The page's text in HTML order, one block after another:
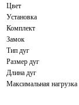
Цвет
Установка
Комплект
Замок
Тип дуг
Размер дуг
Длина дуг
Максимальная нагрузка